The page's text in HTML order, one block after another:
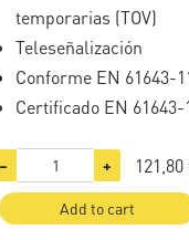
temporarias (TOV)
Teleseñalización
Conforme EN 61643-
Certificado EN 61643-
− +
Add to cart